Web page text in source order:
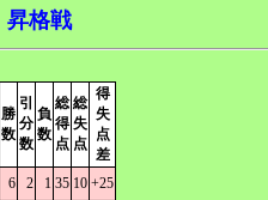
昇格戦
勝
数
引
分
数
負
数
総
得
点
総
失
点
得
失
点
差
6 2 1 35 10 +25